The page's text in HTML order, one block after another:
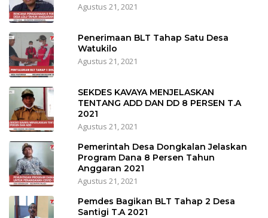
Agustus 21, 2021
Penerimaan BLT Tahap Satu Desa
Watukilo
Agustus 21, 2021
SEKDES KAVAYA MENJELASKAN
TENTANG ADD DAN DD 8 PERSEN T.A
2021
Agustus 21, 2021
Pemerintah Desa Dongkalan Jelaskan
Program Dana 8 Persen Tahun
Anggaran 2021
Agustus 21, 2021
Pemdes Bagikan BLT Tahap 2 Desa
Santigi T.A 2021